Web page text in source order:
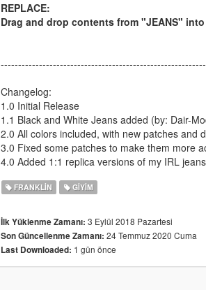
REPLACE:
Drag and drop contents from "JEANS"
Changelog:
1.0 Initial Release
1.1 Black and White Jeans added (by: Dair-
2.0 All colors included, with new patches and
3.0 Fixed some patches to make them more
4.0 Added 1:1 replica versions of my IRL jeans
FRANKLIN GIYIM
İlk Yüklenme Zamanı: 3 Eylül 2018 Pazartesi
Son Güncellenme Zamanı: 24 Temmuz 2020 Cuma
Last Downloaded: 1 gün önce